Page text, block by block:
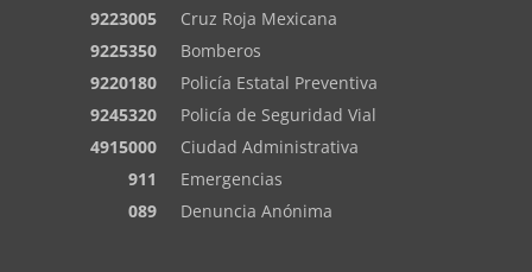
9223005
Cruz Roja Mexicana
9225350
Bomberos
9220180
Policía Estatal Preventiva
9245320
Policía de Seguridad Vial
4915000
Ciudad Administrativa
911
Emergencias
089
Denuncia Anónima